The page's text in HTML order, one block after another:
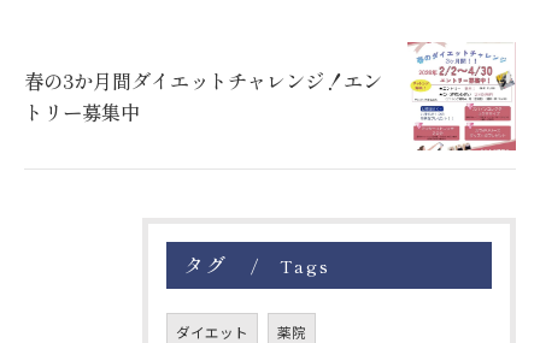
春の3か月間ダイエットチャレンジ！エン
トリー募集中
タグ Tags
ダイエット 薬院